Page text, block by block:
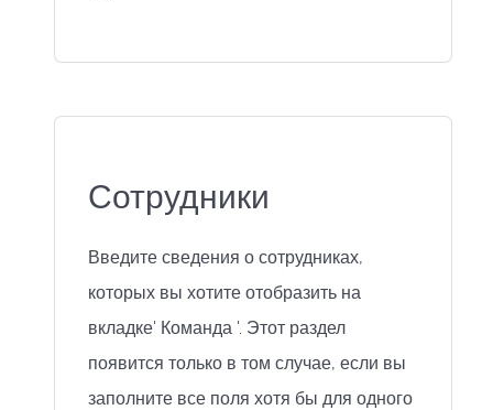
Сотрудники
Введите сведения о сотрудниках,
которых вы хотите отобразить на
вкладке' Команда '. Этот раздел
появится только в том случае, если вы
заполните все поля хотя бы для одного